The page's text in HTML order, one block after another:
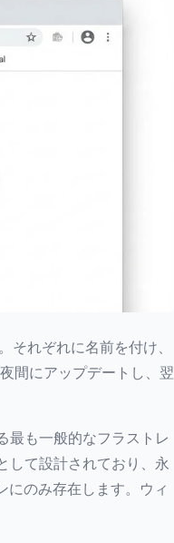
れぞれに名前を付け、
間にアップデートし、翌
最も一般的なフラストレ
して設計されており、永
にのみ存在します。ウィ